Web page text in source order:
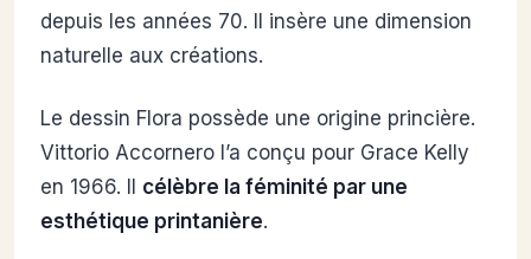
depuis les années 70. Il insère une dimension
naturelle aux créations.
Le dessin Flora possède une origine princière.
Vittorio Accornero l’a conçu pour Grace Kelly
en 1966. Il célèbre la féminité par une
esthétique printanière.